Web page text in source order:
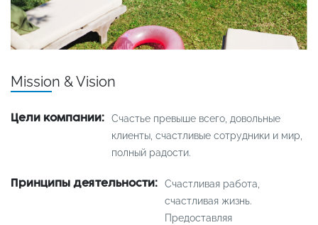
Mission & Vision
Цели компании:
Счастье превыше всего, довольные
клиенты, счастливые сотрудники и мир,
полный радости.
Принципы деятельности:
Счастливая работа,
счастливая жизнь.
Предоставляя